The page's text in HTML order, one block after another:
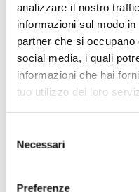
analizzare il nostro
informazioni sul modo
partner che si
social media, i quali
informazioni che hai
tuo utilizzo dei loro
delNecessari
Preferenze
BANCARIA N.